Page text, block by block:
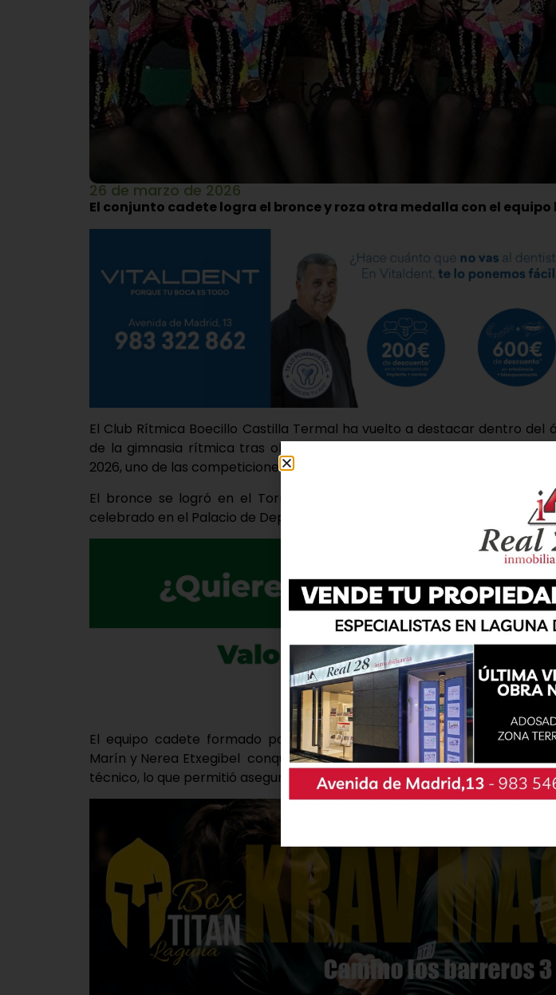
26 de marzo de 2026
El conjunto cadete logra el bronce y roza otra medalla con el
El Club Rítmica Boecillo Castilla Termal ha vuelto a destacar dentro del
de la gimnasia rítmica tras obtener la medalla de bronce en el Gran
2026, uno de las competiciones más prestigiosas actualmente.
El bronce se logró en el Torneo Nacional de Conjuntos Base
celebrado en el Palacio de Deportes Elena Benítez.
El equipo cadete formado por Clara González, Noa Baruque, Paula
Marín y Nerea Etxegibel conquistaron al jurado con un ejercicio sólido
técnico, lo que permitió asegurar una tercera posición dentro del podio.